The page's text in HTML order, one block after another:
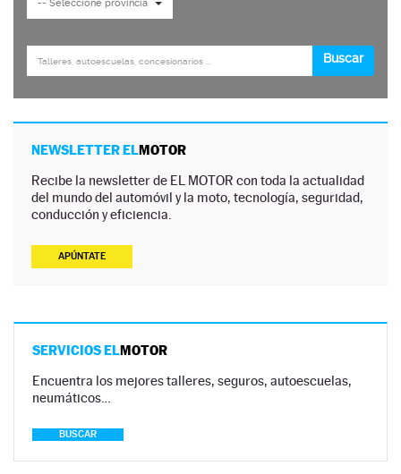
NEWSLETTER ELMOTOR
Recibe la newsletter de EL MOTOR con toda la actualidad
del mundo del automóvil y la moto, tecnología, seguridad,
conducción y eficiencia.
APÚNTATE
SERVICIOS ELMOTOR
Encuentra los mejores talleres, seguros, autoescuelas,
neumáticos…
BUSCAR